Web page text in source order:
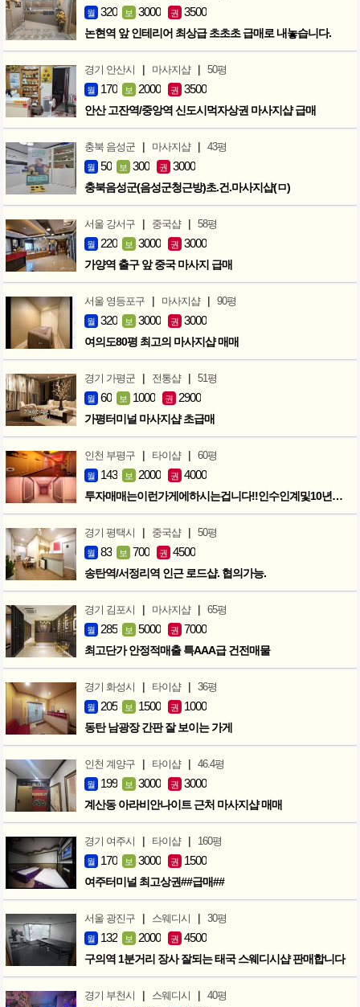
월 320 보 3000 권 3500
논현역 앞 인테리어 최상급 초초초 급매로 내놓습니다.
경기 안산시 | 마사지샵 | 50평
월 170 보 2000 권 3500
안산 고잔역/중앙역 신도시먹자상권 마사지샵 급매
충북 음성군 | 마사지샵 | 43평
월 50 보 300 권 3000
충북음성군(음성군청근방)초.건.마사지샵(ㅁ)
서울 강서구 | 중국샵 | 58평
월 220 보 3000 권 3000
가양역 출구 앞 중국 마사지 급매
서울 영등포구 | 마사지샵 | 90평
월 320 보 3000 권 3000
여의도80평 최고의 마사지샵 매매
경기 가평군 | 전통샵 | 51평
월 60 보 1000 권 2900
가평터미널 마사지샵 초급매
인천 부평구 | 타이샵 | 60평
월 143 보 2000 권 4000
투자매매는이런가게에하시는겁니다!!인수인계및10년노하우 모두승계
경기 평택시 | 중국샵 | 50평
월 83 보 700 권 4500
송탄역/서정리역 인근 로드샵. 협의가능.
경기 김포시 | 마사지샵 | 65평
월 285 보 5000 권 7000
최고단가 안정적매출 특AAA급 건전매물
경기 화성시 | 타이샵 | 36평
월 205 보 1500 권 1000
동탄 남광장 간판 잘 보이는 가게
인천 계양구 | 타이샵 | 46.4평
월 199 보 3000 권 3000
계산동 아라비안나이트 근처 마사지샵 매매
경기 여주시 | 타이샵 | 160평
월 170 보 3000 권 1500
여주터미널 최고상권##급매##
서울 광진구 | 스웨디시 | 30평
월 132 보 2000 권 4500
구의역 1분거리 장사 잘되는 태국 스웨디시샵 판매합니다
경기 부천시 | 스웨디시 | 40평